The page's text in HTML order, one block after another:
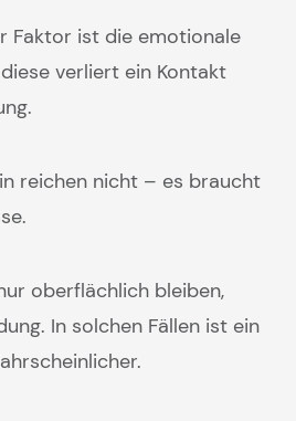
Faktor ist die emotionale
verliert ein Kontakt
reichen nicht – es braucht
oberflächlich bleiben,
In solchen Fällen ist ein